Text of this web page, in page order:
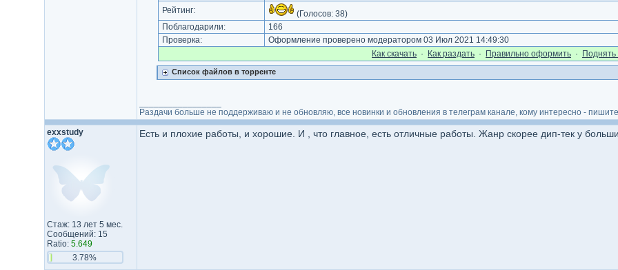
Рейтинг: (Голосов: 38)
Поблагодарили:
166
Проверка:
Оформление проверено модератором 03 Июл 2021 14:49:30
Как cкачать · Как раздать · Правильно оформить · Поднять
Список файлов в торренте
Раздачи больше не поддерживаю и не обновляю, все новинки и обновления в телеграм канале, кому интересно - пишите
exxstudy
Стаж: 13 лет 5 мес.
Сообщений: 15
Ratio: 5.649
3.78%
Есть и плохие работы, и хорошие. И , что главное, есть отличные работы. Жанр скорее дип-тек у